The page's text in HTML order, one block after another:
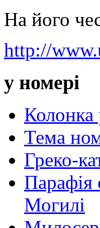
На його
http://
у номері
Колонка
Тема
Греко-
Парафія
Могилі